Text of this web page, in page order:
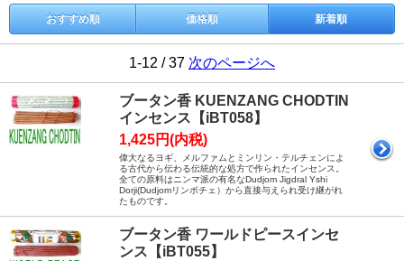
おすすめ順 価格順 新着順
1-12 / 37 次のページへ
ブータン香 KUENZANG CHODTIN
インセンス【iBT058】
1,425円(内税)
偉大なるヨギ、メルファムとミンリン・テルチェンによ
る古代から伝わる伝統的な処方で作られたインセンス。
全ての原料はニンマ派の有名なDudjom Jigdral Yshi
Dorji(Dudjomリンポチェ）から直接与えられ受け継がれ
たものです。
ブータン香 ワールドピースインセ
ンス【iBT055】